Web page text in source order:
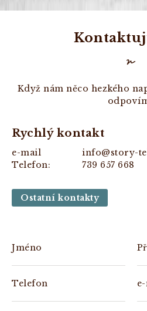
Když nám něco hezkého
Rychlý kontakt
e-mail
info@story-
Telefon:
739 657 668
Ostatní kontakty
Jméno
Telefon